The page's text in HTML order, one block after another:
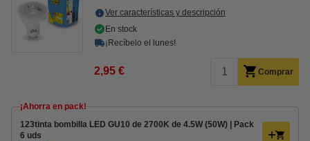
Ver características y descripción
En stock
¡Recíbelo el lunes!
2,95 € Comprar
¡Ahorra en pack!
123tinta bombilla LED GU10 de 2700K de 4.5W (50W) | Pack
6 uds